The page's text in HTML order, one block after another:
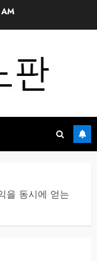
을 동시에 얻는